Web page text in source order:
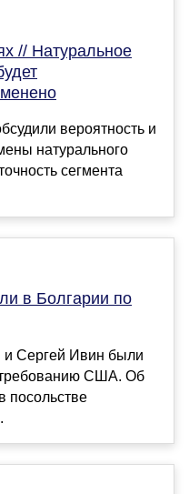
// Натуральное
вероятность и
натурального
сегмента
в Болгарии по
и Сергей Ивин были
США. Об
посольстве